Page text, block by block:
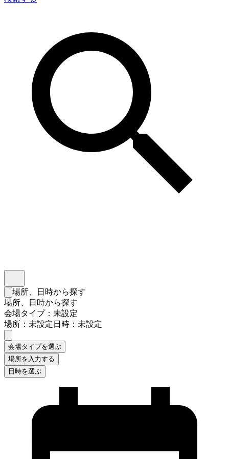
検索フォームを閉じる
場所、日時から探す
場所、日時から探す
会場タイプ：未設定
場所：未設定日時：未設定
会場タイプを選ぶ
場所を入力する
日時を選ぶ